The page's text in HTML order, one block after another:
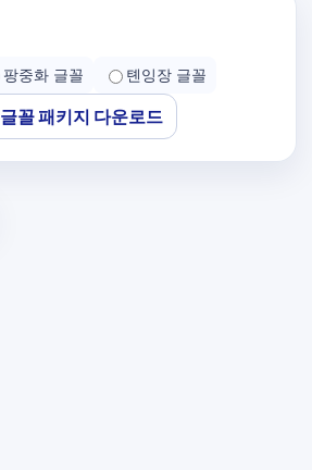
팡중화 글꼴 톈잉장 글꼴
글꼴 패키지 다운로드